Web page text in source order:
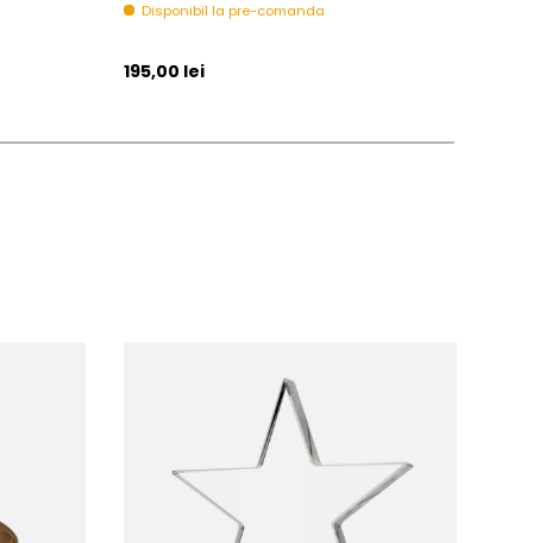
Disponibil la pre-comanda
Pret initial
195,00 lei